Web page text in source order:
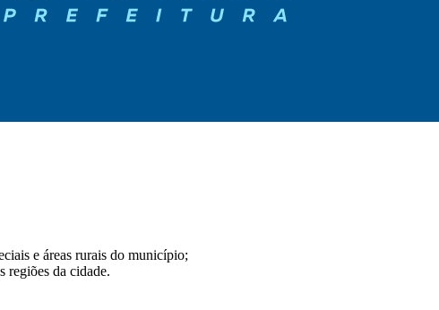
e áreas rurais do município;
regiões da cidade.